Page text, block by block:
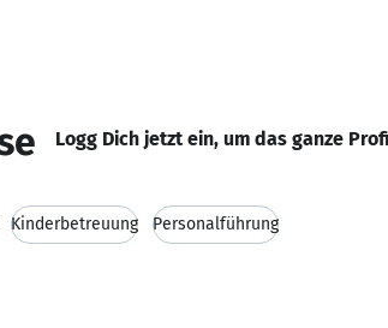
Logg Dich jetzt ein, um das ganze
Kinderbetreuung Personalführung